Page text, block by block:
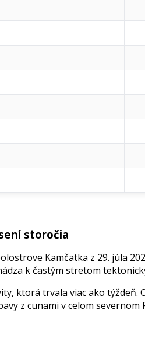
storočia
Kamčatka z 29. júla
k častým stretom
ktorá trvala viac ako
z cunami v celom severnom